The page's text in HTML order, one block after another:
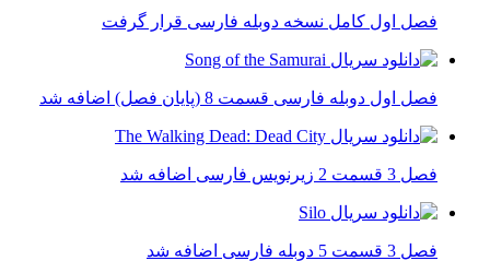
فصل اول کامل نسخه دوبله فارسی قرار گرفت
فصل اول دوبله فارسی قسمت 8 (پایان فصل) اضافه شد
فصل 3 قسمت 2 زیرنویس فارسی اضافه شد
فصل 3 قسمت 5 دوبله فارسی اضافه شد